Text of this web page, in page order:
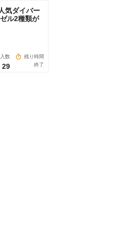
気ダイバー
ル2種類が
数
29
残り時間
終了